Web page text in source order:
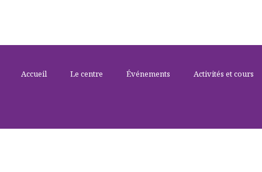
Accueil Le centre Événements Activités et cours